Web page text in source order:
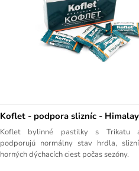
Koflet - podpora slizníc -
Koflet bylinné pastilky s Trikatu
podporujú normálny stav hrdla,
horných dýchacích ciest počas sezóny.